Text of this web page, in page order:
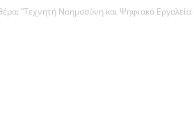
”Τεχνητή Νοημοσύνη και Ψηφιακά Εργαλεία